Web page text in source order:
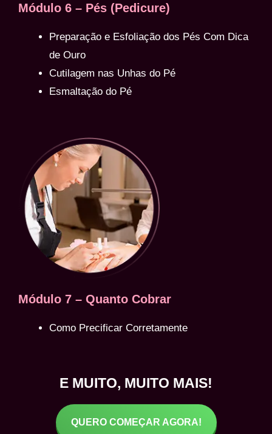
Módulo 6 – Pés (Pedicure)
Preparação e Esfoliação dos Pés Com Dica
de Ouro
Cutilagem nas Unhas do Pé
Esmaltação do Pé
Módulo 7 – Quanto Cobrar
Como Precificar Corretamente
E MUITO, MUITO MAIS!
QUERO COMEÇAR AGORA!